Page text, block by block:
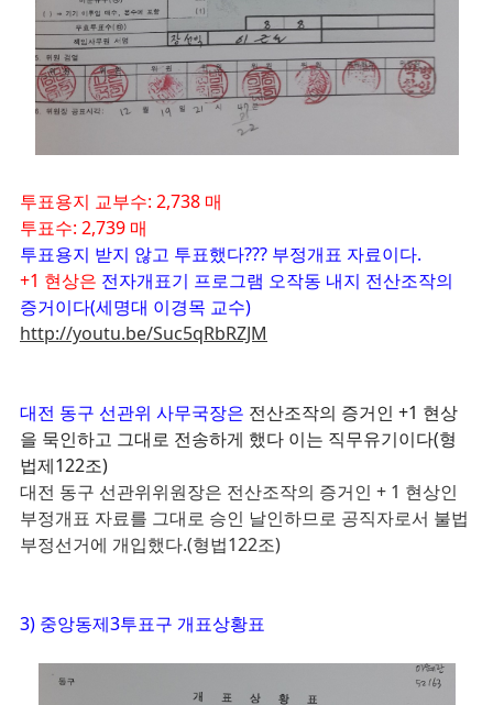
투표용지 교부수: 2,738 매
투표수: 2,739 매
투표용지 받지 않고 투표했다??? 부정개표 자료이다.
+1 현상은 전자개표기 프로그램 오작동 내지 전산조작의
증거이다(세명대 이경목 교수)
http://youtu.be/Suc5qRbRZJM
대전 동구 선관위 사무국장은 전산조작의 증거인 +1 현상
을 묵인하고 그대로 전송하게 했다 이는 직무유기이다(형
법제122조)
대전 동구 선관위위원장은 전산조작의 증거인 + 1 현상인
부정개표 자료를 그대로 승인 날인하므로 공직자로서 불법
부정선거에 개입했다.(형법122조)
3) 중앙동제3투표구 개표상황표